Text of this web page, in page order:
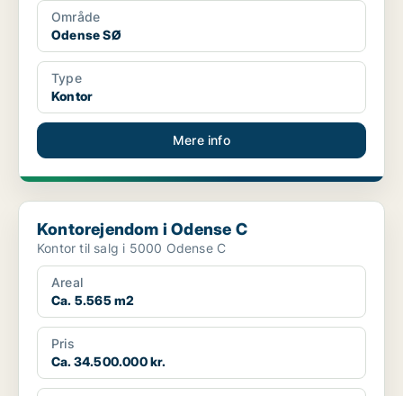
Område
Odense SØ
Type
Kontor
Mere info
Kontorejendom i Odense C
Kontorejendom i Odense C
Kontor til salg i 5000 Odense C
Areal
Ca. 5.565 m2
Pris
Ca. 34.500.000 kr.